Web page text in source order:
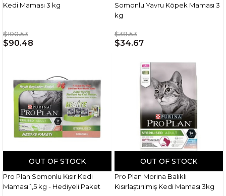
Kedi Maması 3 kg
$100.53
$90.48
Somonlu Yavru Köpek Maması 3
kg
$38.53
$34.67
OUT OF STOCK
Pro Plan Somonlu Kısır Kedi
Maması 1,5 kg - Hediyeli Paket
OUT OF STOCK
Pro Plan Morina Balıklı
Kısırlaştırılmış Kedi Maması 3kg